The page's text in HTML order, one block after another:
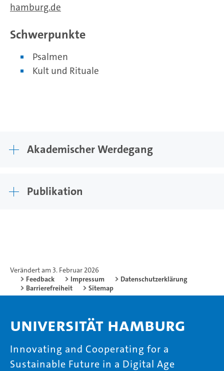
hamburg.de
Schwerpunkte
Psalmen
Kult und Rituale
Akademischer Werdegang
Publikation
Verändert am 3. Februar 2026
Feedback
Impressum
Datenschutzerklärung
Barrierefreiheit
Sitemap
Universität Hamburg
Innovating and Cooperating for a
Sustainable Future in a Digital Age